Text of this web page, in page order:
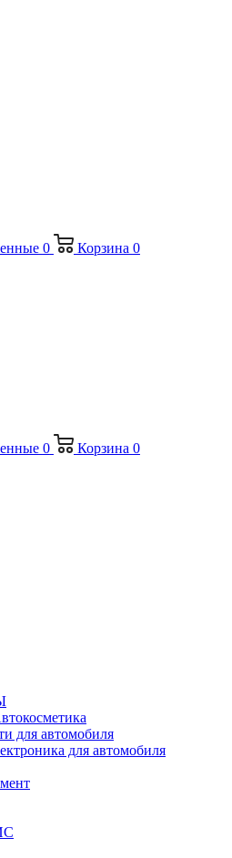
0 Корзина 0
0 Корзина 0
для автомобиля
для автомобиля